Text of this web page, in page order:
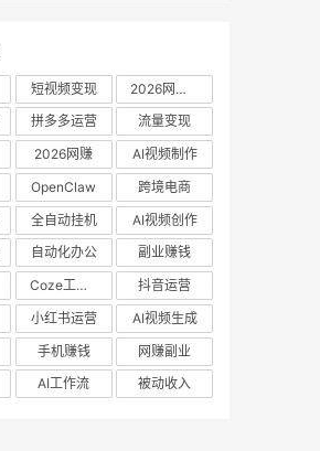
短视频变现
2026网赚项目
拼多多运营
流量变现
2026网赚
AI视频制作
OpenClaw
跨境电商
全自动挂机
AI视频创作
自动化办公
副业赚钱
Coze工作流
抖音运营
小红书运营
AI视频生成
手机赚钱
网赚副业
AI工作流 被动收入